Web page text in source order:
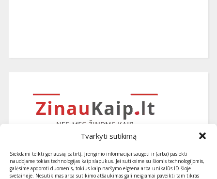
Tvarkyti sutikimą
Siekdami teikti geriausią patirtį, įrenginio informacijai saugoti ir (arba) pasiekti
naudojame tokias technologijas kaip slapukus. Jei sutiksime su šiomis technologijomis,
galėsime apdoroti duomenis, tokius kaip naršymo elgsena arba unikalūs ID šioje
svetainėje. Nesutikimas arba sutikimo atšaukimas gali neigiamai paveikti tam tikras